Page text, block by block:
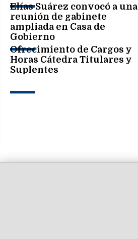
Elías Suárez convocó a una
reunión de gabinete
ampliada en Casa de
Gobierno
Ofrecimiento de Cargos y
Horas Cátedra Titulares y
Suplentes